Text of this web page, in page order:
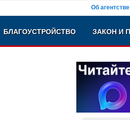
Об агентстве
БЛАГОУСТРОЙСТВО ЗАКОН И